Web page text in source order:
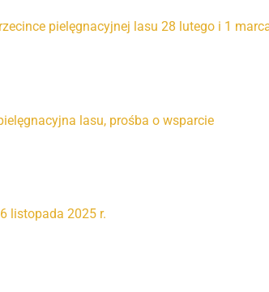
pielęgnacyjnej lasu 28 lutego i 1
lasu, prośba o wsparcie
listopada 2025 r.